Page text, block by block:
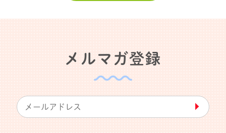
メルマガ登録
▶︎